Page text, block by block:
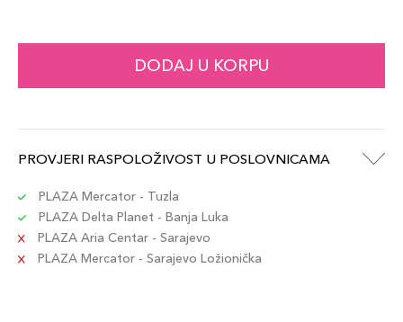
Granato Rosso
Zircone
Šifra artikla
8015150004121
69,00 KM
Agata Rossa
DODAJ U KORPU
PROVJERI RASPOLOŽIVOST U POSLOVNICAMA
PLAZA Mercator - Tuzla
PLAZA Delta Planet - Banja Luka
PLAZA Aria Centar - Sarajevo
PLAZA Mercator - Sarajevo Ložionička